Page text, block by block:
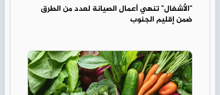
"الأشغال" تنهي أعمال الصيانة لعدد من الطرق
ضمن إقليم الجنوب